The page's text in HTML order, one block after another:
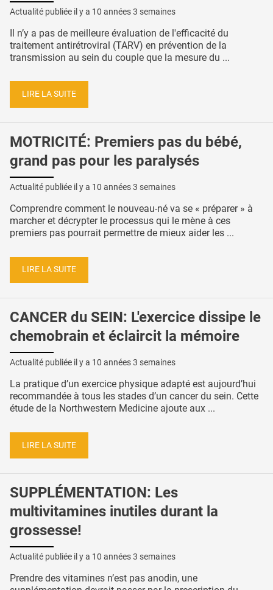
Actualité publiée il y a 10 années 3 semaines
Il n’y a pas de meilleure évaluation de l'efficacité du
traitement antirétroviral (TARV) en prévention de la
transmission au sein du couple que la mesure du ...
LIRE LA SUITE
MOTRICITÉ: Premiers pas du bébé,
grand pas pour les paralysés
Actualité publiée il y a 10 années 3 semaines
Comprendre comment le nouveau-né va se « préparer » à
marcher et décrypter le processus qui le mène à ces
premiers pas pourrait permettre de mieux aider les ...
LIRE LA SUITE
CANCER du SEIN: L'exercice dissipe le
chemobrain et éclaircit la mémoire
Actualité publiée il y a 10 années 3 semaines
La pratique d’un exercice physique adapté est aujourd’hui
recommandée à tous les stades d’un cancer du sein. Cette
étude de la Northwestern Medicine ajoute aux ...
LIRE LA SUITE
SUPPLÉMENTATION: Les
multivitamines inutiles durant la
grossesse!
Actualité publiée il y a 10 années 3 semaines
Prendre des vitamines n’est pas anodin, une